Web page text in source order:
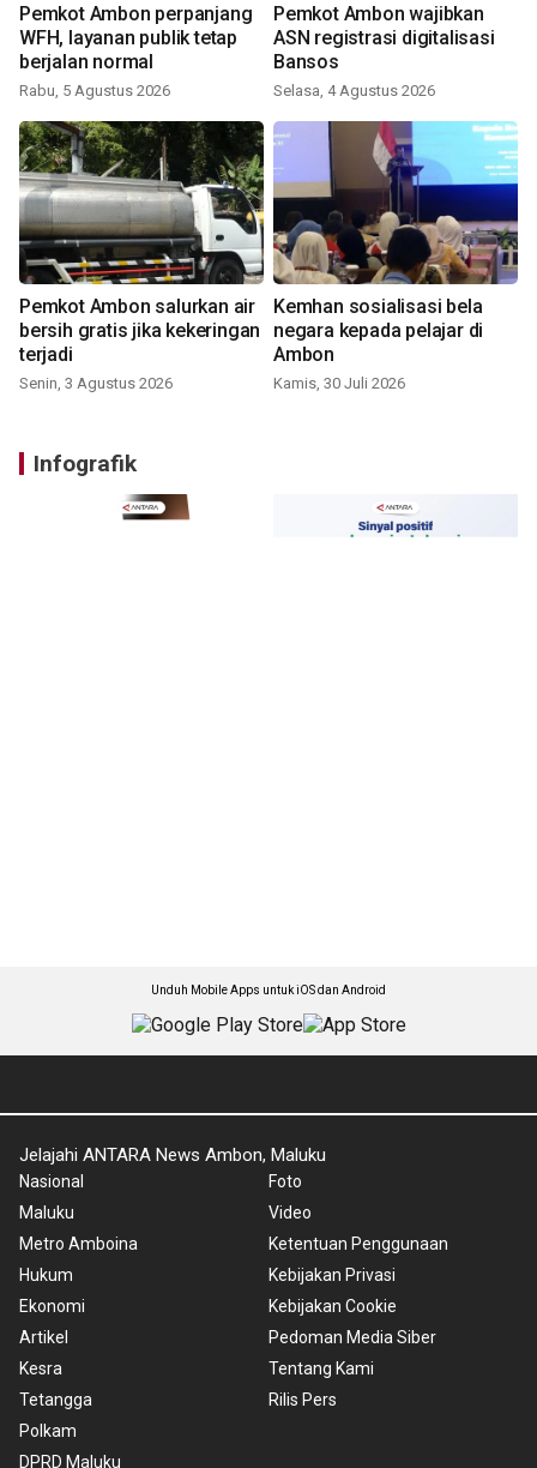
Pemkot Ambon perpanjang
WFH, layanan publik tetap
berjalan normal
Rabu, 5 Agustus 2026
Pemkot Ambon wajibkan
ASN registrasi digitalisasi
Bansos
Selasa, 4 Agustus 2026
Pemkot Ambon salurkan air
bersih gratis jika kekeringan
terjadi
Senin, 3 Agustus 2026
Kemhan sosialisasi bela
negara kepada pelajar di
Ambon
Kamis, 30 Juli 2026
Infografik
Unduh Mobile Apps untuk iOS dan Android
Jelajahi ANTARA News Ambon, Maluku
Nasional
Maluku
Metro Amboina
Hukum
Ekonomi
Artikel
Kesra
Tetangga
Polkam
DPRD Maluku
Foto
Video
Ketentuan Penggunaan
Kebijakan Privasi
Kebijakan Cookie
Pedoman Media Siber
Tentang Kami
Rilis Pers